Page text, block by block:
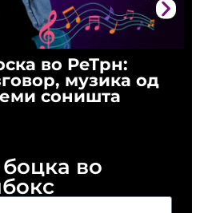
во РеТрн:
музика од
соништа
во